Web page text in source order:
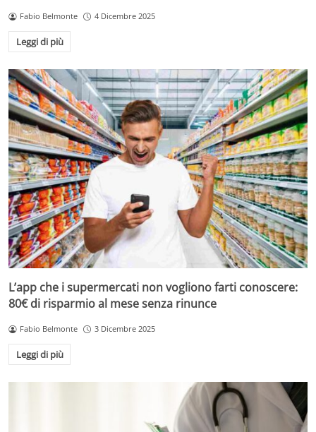
Fabio Belmonte 4 Dicembre 2025
Leggi di più
L’app che i supermercati non vogliono farti conoscere:
80€ di risparmio al mese senza rinunce
Fabio Belmonte 3 Dicembre 2025
Leggi di più